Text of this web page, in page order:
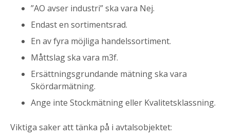
”AO avser industri” ska vara Nej.
Endast en sortimentsrad.
En av fyra möjliga handelssortiment.
Måttslag ska vara m3f.
Ersättningsgrundande mätning ska vara
Skördarmätning.
Ange inte Stockmätning eller Kvalitetsklassning.
Viktiga saker att tänka på i avtalsobjektet: